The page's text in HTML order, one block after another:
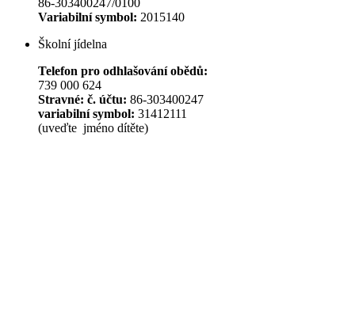
Variabilní symbol: 2015140
Školní jídelna
Telefon pro odhlašování obědů:
739 000 624
Stravné: č. účtu: 86-303400247
variabilní symbol: 31412111
(uveďte jméno dítěte)